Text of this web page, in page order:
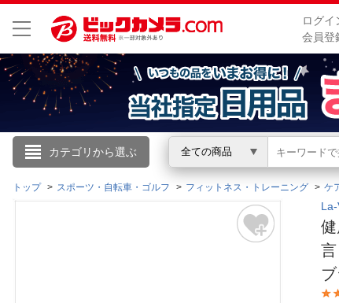
ログイ
会員登
カテゴリから選ぶ 全ての商品
こんにちは
ログイン
トップ スポーツ・自転車・ゴルフ フィットネス・トレーニング ケ